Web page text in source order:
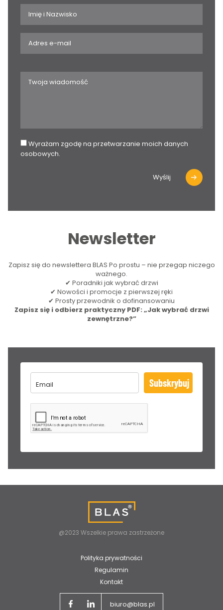
Wyrażam zgodę na przetwarzanie moich danych
osobowych.
Wyślij
Newsletter
Zapisz się do newslettera BLAS Po prostu – nie przegap niczego
ważnego.
✔ Poradniki jak wybrać drzwi
✔ Nowości i promocje z pierwszej ręki
✔ Prosty przewodnik o dofinansowaniu
Zapisz się i odbierz praktyczny PDF: „Jak wybrać drzwi
zewnętrzne?”
Subskrybuj
@2023 Wszelkie prawa zastrzeżone
Polityka prywatności
Regulamin
Kontakt
biuro@blas.pl